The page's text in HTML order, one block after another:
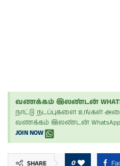
வணக்கம் இலண்டன்
நாட்டு நடப்புகளை உங்கள்
வணக்கம் இலண்டன்
JOIN NOW
SHARE 0